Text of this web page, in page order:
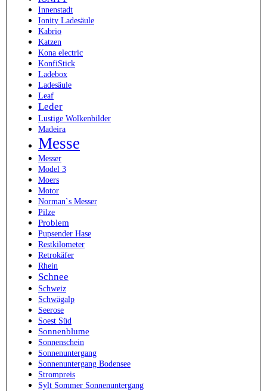
Innenstadt
Ionity Ladesäule
Kabrio
Katzen
Kona electric
KonfiStick
Ladebox
Ladesäule
Leaf
Leder
Lustige Wolkenbilder
Madeira
Messe
Messer
Model 3
Moers
Motor
Norman`s Messer
Pilze
Problem
Pupsender Hase
Restkilometer
Retrokäfer
Rhein
Schnee
Schweiz
Schwägalp
Seerose
Soest Süd
Sonnenblume
Sonnenschein
Sonnenuntergang
Sonnenuntergang Bodensee
Strompreis
Sylt Sommer Sonnenuntergang